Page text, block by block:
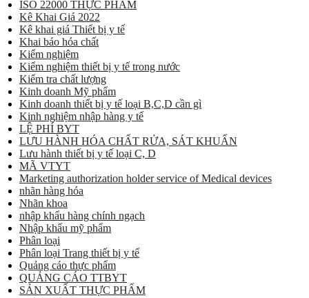
ISO 22000 THỰC PHẨM
Kê Khai Giá 2022
Kê khai giá Thiết bị y tế
Khai báo hóa chất
Kiểm nghiệm
Kiểm nghiệm thiết bị y tế trong nước
Kiểm tra chất lượng
Kinh doanh Mỹ phẩm
Kinh doanh thiết bị y tế loại B,C,D cần gì
Kinh nghiệm nhập hàng y tế
LỆ PHÍ BYT
LƯU HÀNH HÓA CHẤT RỬA, SÁT KHUẨN
Lưu hành thiết bị y tế loại C, D
MÃ VTYT
Marketing authorization holder service of Medical devices
nhãn hàng hóa
Nhãn khoa
nhập khẩu hàng chính ngạch
Nhập khẩu mỹ phẩm
Phân loại
Phân loại Trang thiết bị y tế
Quảng cáo thực phẩm
QUẢNG CÁO TTBYT
SẢN XUẤT THỰC PHẨM